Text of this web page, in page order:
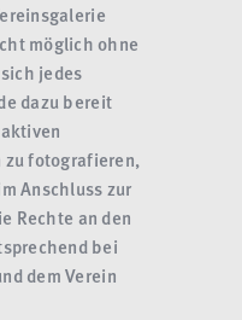
möglich ohne
jedes
dazu bereit
zu fotografieren,
Anschluss zur
Rechte an den
bei
dem Verein